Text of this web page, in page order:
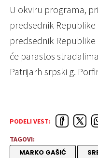
U okviru programa,
predsednik Republike
predsednik
će parastos
Patrijarh srpski g.
PODELI VEST:
TAGOVI:
MARKO GAŠIĆ